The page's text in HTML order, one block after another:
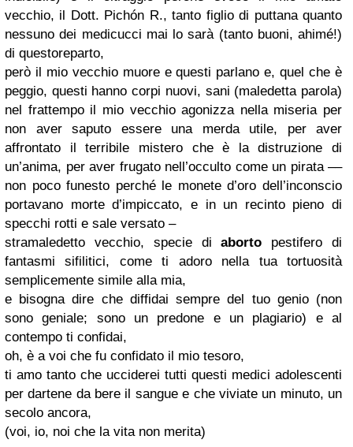
vecchio, il Dott. Pichón R., tanto figlio di puttana quanto
nessuno dei medicucci mai lo sarà (tanto buoni, ahimé!)
di questoreparto,
però il mio vecchio muore e questi parlano e, quel che è
peggio, questi hanno corpi nuovi, sani (maledetta parola)
nel frattempo il mio vecchio agonizza nella miseria per
non aver saputo essere una merda utile, per aver
affrontato il terribile mistero che è la distruzione di
un’anima, per aver frugato nell’occulto come un pirata ––
non poco funesto perché le monete d’oro dell’inconscio
portavano morte d’impiccato, e in un recinto pieno di
specchi rotti e sale versato –
stramaledetto vecchio, specie diaborto pestifero di
fantasmi sifilitici, come ti adoro nella tua tortuosità
semplicemente simile alla mia,
e bisogna dire che diffidai sempre del tuo genio (non
sono geniale; sono un predone e un plagiario) e al
contempo ti confidai,
oh, è a voi che fu confidato il mio tesoro,
ti amo tanto che ucciderei tutti questi medici adolescenti
per dartene da bere il sangue e che viviate un minuto, un
secolo ancora,
(voi, io, noi che la vita non merita)